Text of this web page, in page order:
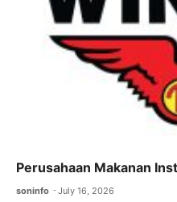
Perusahaan Makanan
soninfo July 16, 2026